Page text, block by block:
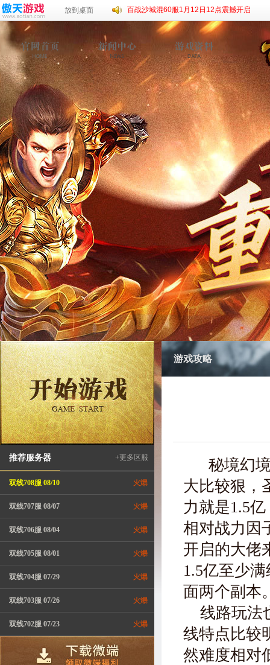
放到桌面 百战沙城混60服1月12日12点震撼开启
+更多区服
推荐服务器
双线708服 08/10
双线707服 08/07
双线706服 08/04
双线705服 08/01
双线704服 07/29
双线703服 07/26
双线702服 07/23
游戏攻略
秘境幻境
大比较狠，
力就是1.5
相对战力因
开启的大佬
1.5亿至少
面两个副本
线路玩法
线特点比较
然难度相对